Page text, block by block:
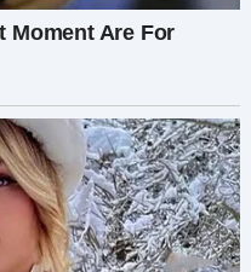
мне сказать? В
Потом супруг
услышать? То, что
Но умеешь хорошо
чтобы на все
не отдам тебе
ничего не
забыть и будем
хочешь услышать?